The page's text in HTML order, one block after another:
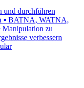
und durchführen
▪ BATNA, WATNA,
Manipulation zu
verbessern